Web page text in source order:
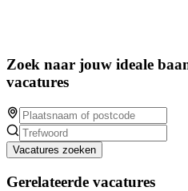
Zoek naar jouw ideale
vacatures
Vacatures zoeken
Gerelateerde vacatures